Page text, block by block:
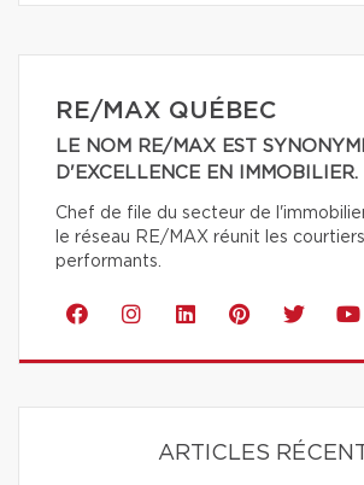
RE/MAX QUÉBEC
LE NOM RE/MAX EST
D'EXCELLENCE EN IMMOBILIER.
Chef de file du secteur de
le réseau RE/MAX réunit les
performants.
ARTICLES